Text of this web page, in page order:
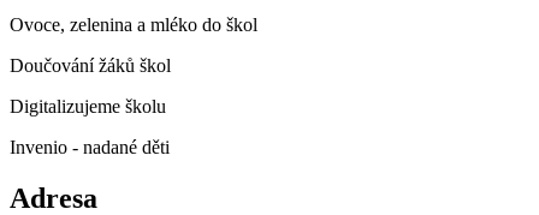
Ovoce, zelenina a mléko do škol
Doučování žáků škol
Digitalizujeme školu
Invenio - nadané děti
Adresa